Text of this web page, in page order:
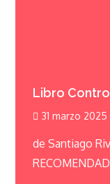
Libro
31 marzo 2025
de Santiago